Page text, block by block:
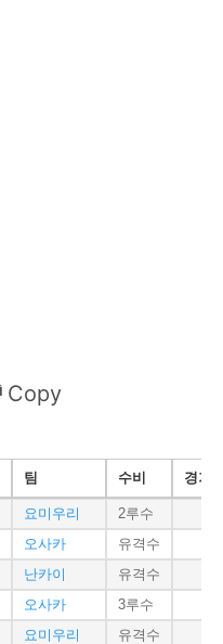
Copy
팀 수비 경기
요미우리 2루수
오사카 유격수
난카이 유격수
오사카 3루수
요미우리 유격수